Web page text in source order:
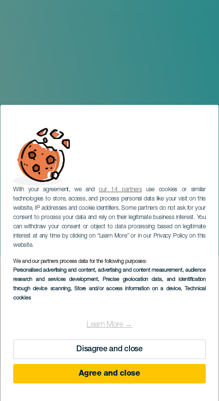
With your agreement, we andour 14 partnersuse cookies or similar
technologies to store, access, and process personal data like your visit on this
website, IP addresses and cookie identifiers. Some partners do not ask for your
consent to process your data and rely on their legitimate business interest. You
can withdraw your consent or object to data processing based on legitimate
interest at any time by clicking on “Learn More” or in our Privacy Policy on this
website.
We and our partners process data for the following purposes:
Personalised advertising and content, advertising and content measurement, audience
research and services development, Precise geolocation data, and identification
through device scanning, Store and/or access information on a device, Technical
cookies
Learn More →
Disagree and close
Agree and close
Emilio Lovera: Ora il
delinquente ha davvero
paura
TENERIFE
Imagen
Listado